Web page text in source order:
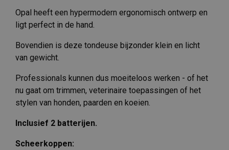
Opal heeft een hypermodern ergonomisch ontwerp en
ligt perfect in de hand.
Bovendien is deze tondeuse bijzonder klein en licht
van gewicht.
Professionals kunnen dus moeiteloos werken - of het
nu gaat om trimmen, veterinaire toepassingen of het
stylen van honden, paarden en koeien.
Inclusief 2 batterijen.
Scheerkoppen: